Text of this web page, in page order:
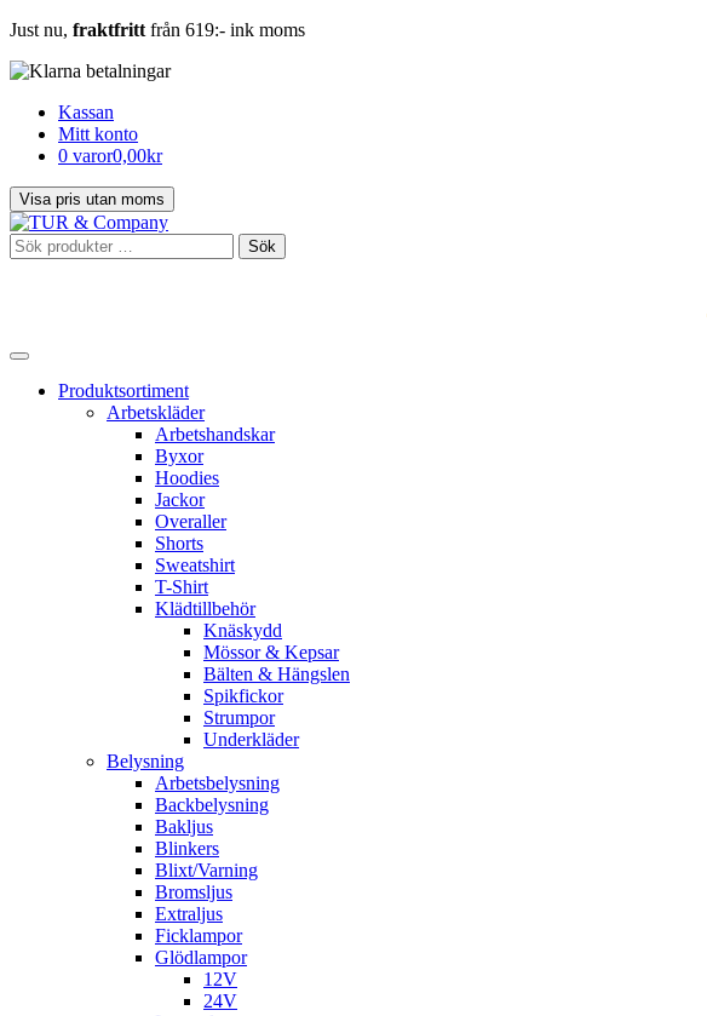
Just nu, fraktfritt från 619:- ink moms
Kassan
Mitt konto
0 varor0,00kr
Sök
efter:
Sök
Produktsortiment
Arbetskläder
Arbetshandskar
Byxor
Hoodies
Jackor
Overaller
Shorts
Sweatshirt
T-Shirt
Klädtillbehör
Knäskydd
Mössor & Kepsar
Bälten & Hängslen
Spikfickor
Strumpor
Underkläder
Belysning
Arbetsbelysning
Backbelysning
Bakljus
Blinkers
Blixt/Varning
Bromsljus
Extraljus
Ficklampor
Glödlampor
12V
24V